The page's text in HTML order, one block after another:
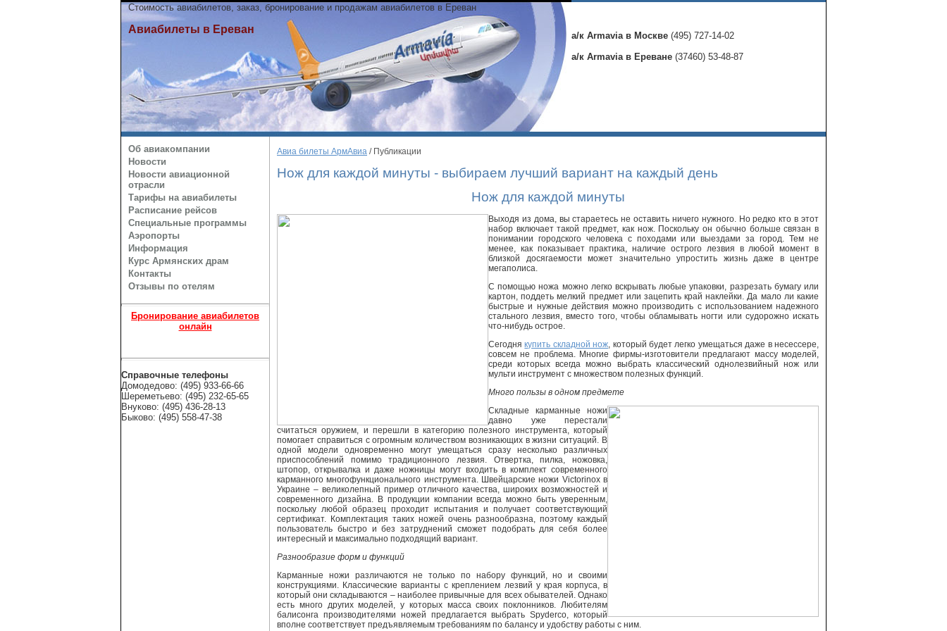
Стоимость авиабилетов, заказ, бронирование и продажам авиабилетов в Ереван
Авиабилеты в Ереван
а/к Armavia в Москве (495) 727-14-02
а/к Armavia в Ереване (37460) 53-48-87
Об авиакомпании
Новости
Новости авиационной
отрасли
Тарифы на авиабилеты
Расписание рейсов
Специальные программы
Аэропорты
Информация
Курс Армянских драм
Контакты
Отзывы по отелям
Бронирование авиабилетов
онлайн
Справочные телефоны
Домодедово: (495) 933-66-66
Шереметьево: (495) 232-65-65
Внуково: (495) 436-28-13
Быково: (495) 558-47-38
Авиа билеты АрмАвиа / Публикации
Нож для каждой минуты - выбираем лучший вариант на каждый день
Нож для каждой минуты
Выходя из дома, вы стараетесь не оставить ничего нужного. Но редко кто в этот
набор включает такой предмет, как нож. Поскольку он обычно больше связан в
понимании городского человека с походами или выездами за город. Тем не
менее, как показывает практика, наличие острого лезвия в любой момент в
близкой досягаемости может значительно упростить жизнь даже в центре
мегаполиса.
С помощью ножа можно легко вскрывать любые упаковки, разрезать бумагу или
картон, поддеть мелкий предмет или зацепить край наклейки. Да мало ли какие
быстрые и нужные действия можно производить с использованием надежного
стального лезвия, вместо того, чтобы обламывать ногти или судорожно искать
что-нибудь острое.
Сегоднякупить складной нож, который будет легко умещаться даже в несессере,
совсем не проблема. Многие фирмы-изготовители предлагают массу моделей,
среди которых всегда можно выбрать классический однолезвийный нож или
мульти инструмент с множеством полезных функций.
Много пользы в одном предмете
Складные карманные ножи
давно уже перестали
считаться оружием, и перешли в категорию полезного инструмента, который
помогает справиться с огромным количеством возникающих в жизни ситуаций. В
одной модели одновременно могут умещаться сразу несколько различных
приспособлений помимо традиционного лезвия. Отвертка, пилка, ножовка,
штопор, открывалка и даже ножницы могут входить в комплект современного
карманного многофункционального инструмента. Швейцарские ножи Victorinox в
Украине – великолепный пример отличного качества, широких возможностей и
современного дизайна. В продукции компании всегда можно быть уверенным,
поскольку любой образец проходит испытания и получает соответствующий
сертификат. Комплектация таких ножей очень разнообразна, поэтому каждый
пользователь быстро и без затруднений сможет подобрать для себя более
интересный и максимально подходящий вариант.
Разнообразие форм и функций
Карманные ножи различаются не только по набору функций, но и своими
конструкциями. Классические варианты с креплением лезвий у края корпуса, в
который они складываются – наиболее привычные для всех обывателей. Однако
есть много других моделей, у которых масса своих поклонников. Любителям
балисонга производителями ножей предлагается выбрать Spyderco, который
вполне соответствует предъявляемым требованиям по балансу и удобству работы с ним.